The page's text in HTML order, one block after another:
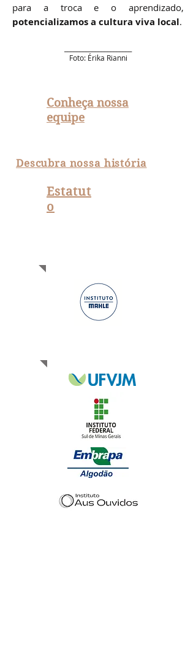
para a troca e o aprendizado,
potencializamos a cultura viva local.
Foto: Érika Rianni
Conheça nossa
equipe
Descubra nossa história
Estatut
o